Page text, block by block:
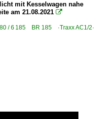
mit Kesselwagen nahe
am 21.08.2021 
/ 6 185 BR 185 ·Traxx AC1/2·